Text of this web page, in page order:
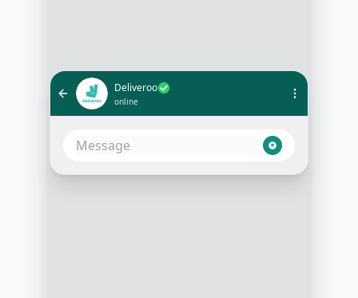
Deliveroo
online
Bonjour, bienvenue chez Deliveroo !
Pouvez-vous me préciser si votre
établissement est un restaurant, un